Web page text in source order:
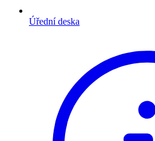
Úřední deska